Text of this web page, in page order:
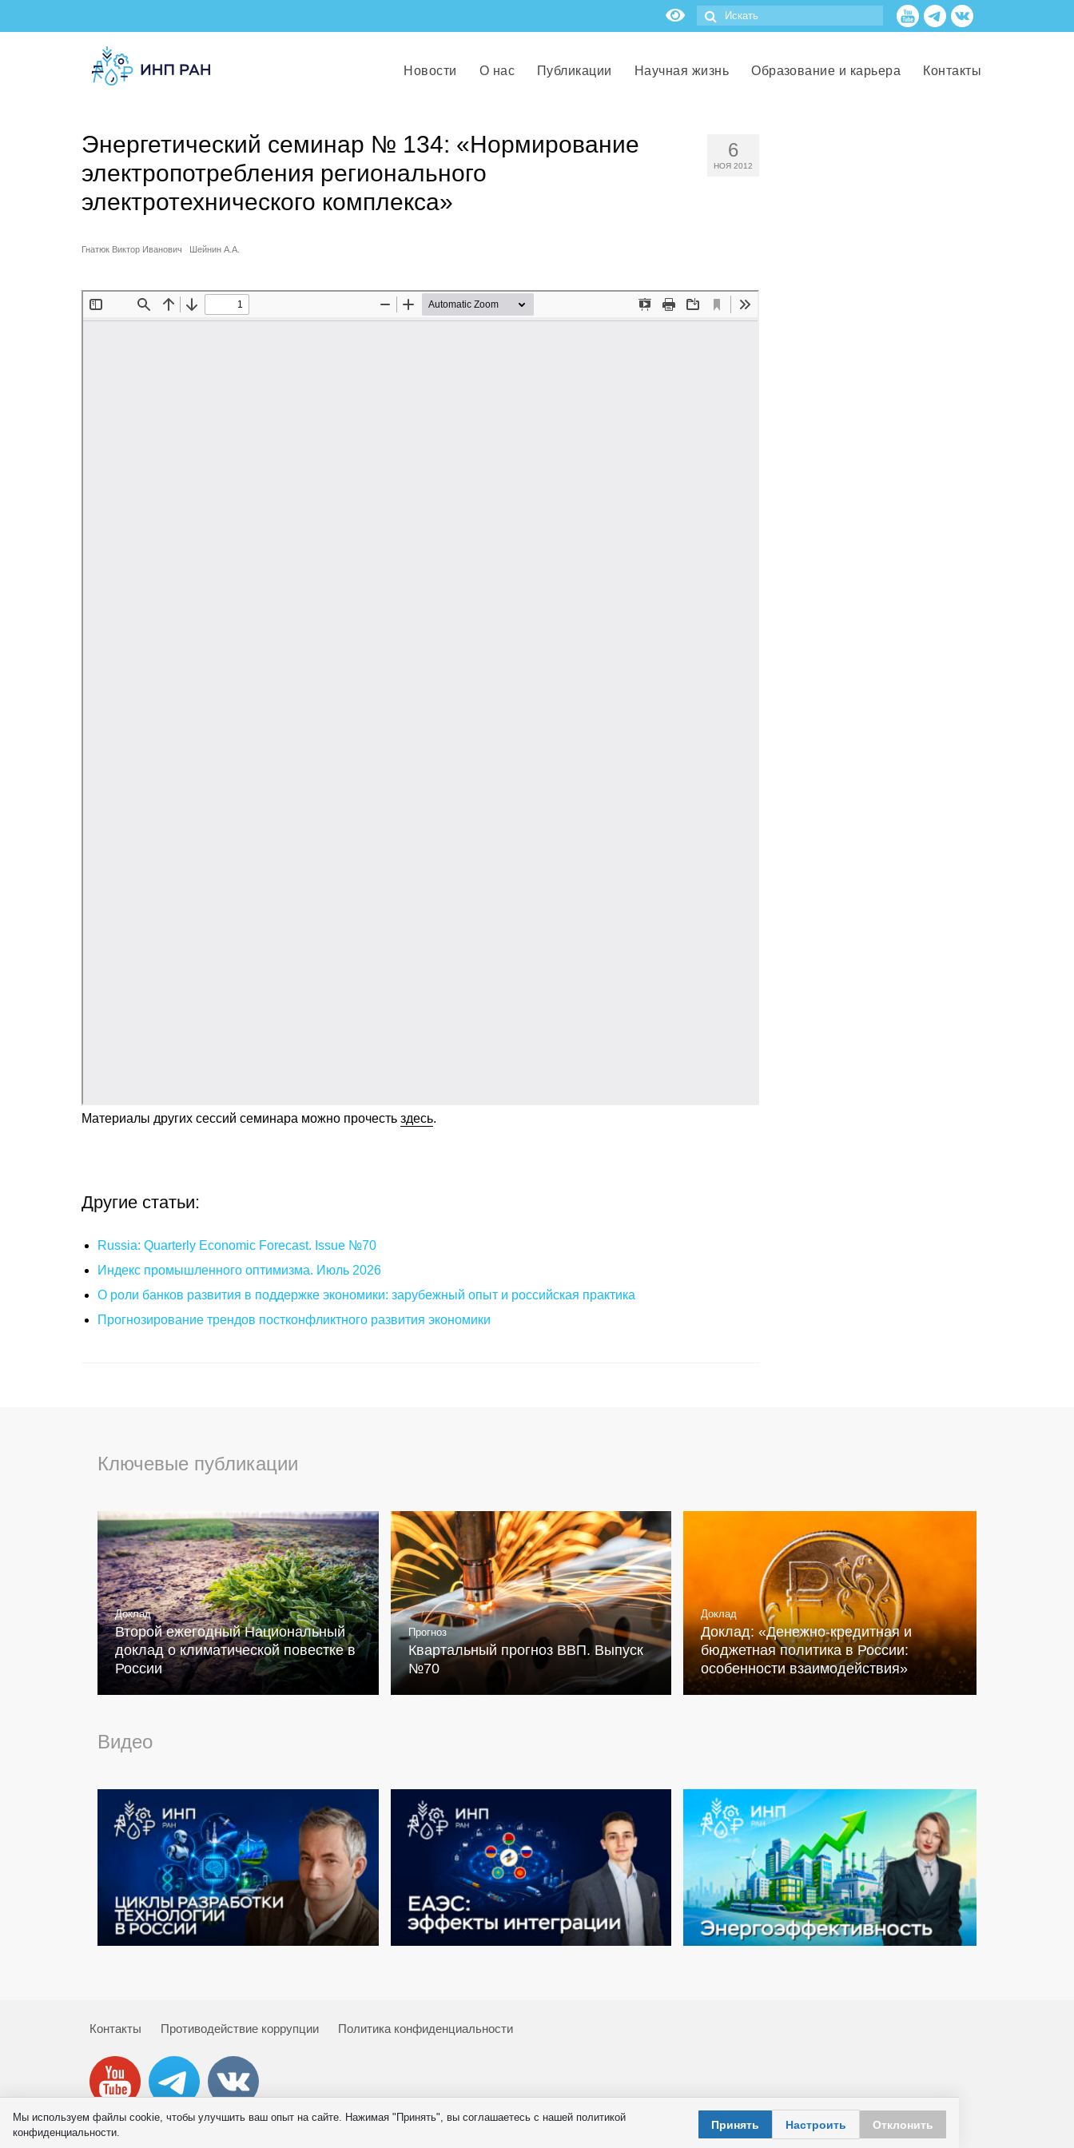
Новости О нас Публикации Научная жизнь Образование и карьера Контакты
6
НОЯ 2012
Энергетический семинар № 134: «Нормирование
электропотребления регионального
электротехнического комплекса»
Гнатюк Виктор Иванович Шейнин А.А.
Материалы других сессий семинара можно прочесть здесь.
Другие статьи:
Russia: Quarterly Economic Forecast. Issue №70
Индекс промышленного оптимизма. Июль 2026
О роли банков развития в поддержке экономики: зарубежный опыт и российская практика
Прогнозирование трендов постконфликтного развития экономики
Ключевые публикации
Доклад
Второй ежегодный Национальный
доклад о климатической повестке в
России
Прогноз
Квартальный прогноз ВВП. Выпуск
№70
Доклад
Доклад: «Денежно-кредитная и
бюджетная политика в России:
особенности взаимодействия»
Видео
Контакты Противодействие коррупции Политика конфиденциальности
© 2026 ИНП РАН
Мы используем файлы cookie, чтобы улучшить ваш опыт на сайте. Нажимая "Принять", вы соглашаетесь с нашей политикой
конфиденциальности.
Принять Настроить Отклонить